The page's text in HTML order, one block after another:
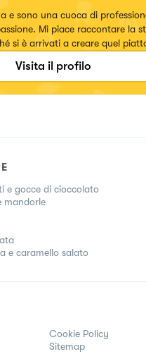
e sono una cuoca di
Mi piace raccontare la
si è arrivati a creare quel
Visita il profilo
e gocce di cioccolato
mandorle
e caramello salato
Cookie Policy
Sitemap